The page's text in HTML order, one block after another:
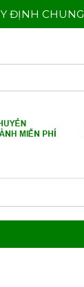
ĐỊNH CHUNG